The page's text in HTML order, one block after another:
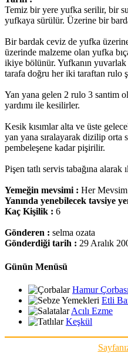
Temiz bir yere yufka serilir, bir
yufkaya sürülür. Üzerine bir
Bir bardak ceviz de yufka
üzerinde malzeme olan yufka
ikiye bölünür. Yufkanın
tarafa doğru her iki taraftan rulo
Yan yana gelen 2 rulo 3 santim
yardımı ile kesilirler.
Kesik kısımlar alta ve üste
yan yana sıralayarak dizilip orta
pembeleşene kadar pişirilir.
Pişen tatlı servis tabağına alarak
Yemeğin mevsimi : Her Mevsim
Yanında yenebilecek tavsiye
Kaç Kişilik : 6
Gönderen : selma ozata
Gönderdiği tarih : 29 Aralık
Günün Menüsü
Hamur Çorbası
Etli
Acılı Ezme
Keşkül